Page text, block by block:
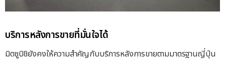
บริการหลังการขายที่มั่นใจได้
มิตซูบิชิยังคงให้ความสำคัญกับบริการหลังการขายตามมาตรฐานญี่ปุ่น